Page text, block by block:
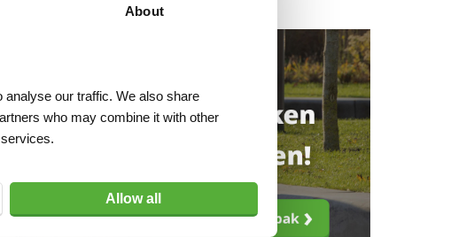
About
our traffic. We also share
who may combine it with other
Allow all